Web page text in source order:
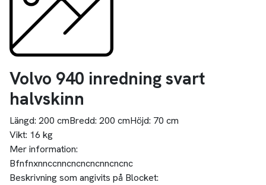
Volvo 940 inredning svart
halvskinn
Längd: 200 cmBredd: 200 cmHöjd: 70 cm
Vikt: 16 kg
Mer information:
Bfnfnxnnccnncncncncnncncnc
Beskrivning som angivits på Blocket: